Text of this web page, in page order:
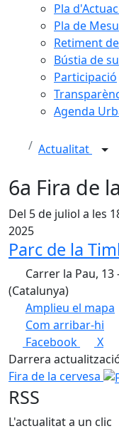
Pla
Pla de
Retiment
Bústia de
Participació
Agenda
Actualitat
6a Fira de
Del 5 de juliol a les
2025
Parc de la
Carrer la Pau, 13
(Catalunya)
Amplieu el mapa
Com arribar-hi
+
−
Facebook
X
Darrera
Fira de la cervesa
RSS
L'actualitat a un clic